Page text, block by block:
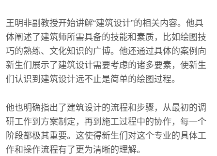
王明非副教授开始讲解“建筑设计”的相关内容。他具
体阐述了建筑师所需具备的技能和素质，比如绘图技
巧的熟练、文化知识的广博。他还通过具体的案例向
新生们展示了建筑设计需要考虑的诸多要素，使新生
们认识到建筑设计远不止是简单的绘图过程。
他也明确指出了建筑设计的流程和步骤，从最初的调
研工作到方案制定，再到施工过程中的协作，每一个
阶段都极其重要。这使得新生们对这个专业的具体工
作和操作流程有了更为清晰的理解。